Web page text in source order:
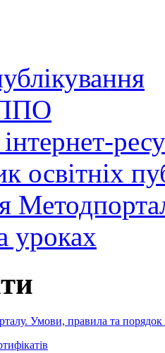
освітніх
уроках
Умови, правила та порядок